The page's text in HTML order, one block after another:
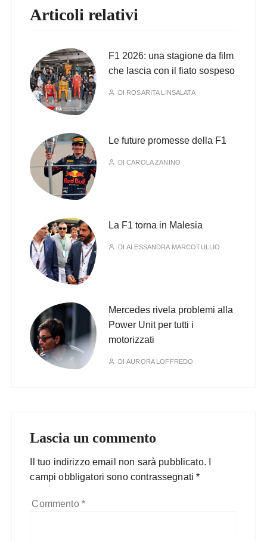
Articoli relativi
F1 2026: una stagione da film
che lascia con il fiato sospeso
DI ROSARITA LINSALATA
Le future promesse della F1
DICAROLA ZANINO
La F1 torna in Malesia
DIALESSANDRA MARCOTULLIO
Mercedes rivela problemi alla
Power Unit per tutti i
motorizzati
DIAURORA LOFFREDO
Lascia un commento
Il tuo indirizzo email non sarà pubblicato.
campi obbligatori sono contrassegnati*
Commento *